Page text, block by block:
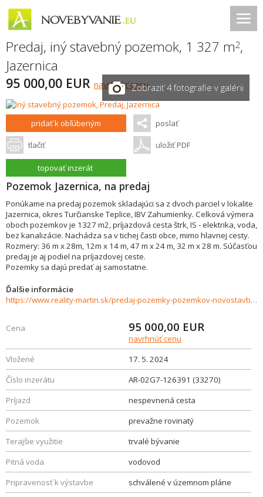
Predaj, iný stavebný pozemok, 1 327 m2,
Jazernica
95 000,00 EUR navrhnúť cenuZobraziť 4 fotografie v galérii
pridať k obľúbeným poslať
tlačiť uložiť PDF
topovať inzerát
Pozemok Jazernica, na predaj
Ponúkame na predaj pozemok skladajúci sa z dvoch parciel v lokalite
Jazernica, okres Turčianske Teplice, IBV Zahumienky. Celková výmera
oboch pozemkov je 1327 m2, príjazdová cesta štrk, IS - elektrika, voda,
bez kanalizácie. Nachádza sa v tichej časti obce, mimo hlavnej cesty.
Rozmery: 36 m x 28m, 12m x 14 m, 47 m x 24 m, 32 m x 28 m. Súčasťou
predaj je aj podiel na príjazdovej ceste.
Pozemky sa dajú predať aj samostatne.
Ďalšie informácie
https://www.reality-martin.sk/predaj-pozemky-pozemkov-novostavby/Pozemok-Jazernica-na-predaj-33270/?utm_source=areality&utm_medium=xml&utm_term=33270&utm_content=chalupa&utm_campaign=portaly
Cena 95 000,00 EUR
navrhnúť cenu
Vložené
17. 5. 2024
Číslo inzerátu
AR-02G7-126391 (33270)
Príjazd
nespevnená cesta
Pozemok
prevažne rovinatý
Terajšie využitie
trvalé bývanie
Pitná voda
vodovod
Pripravenosť k výstavbe
schválené v územnom pláne